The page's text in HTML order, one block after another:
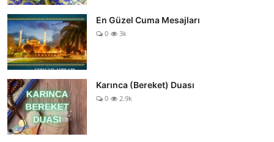
En Güzel Cuma Mesajları
0 3k
Karınca (Bereket) Duası
0 2.9k